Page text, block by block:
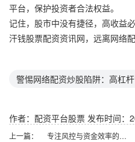
平台，保护投资者合法权益。
记住，股市中没有捷径，高收益
汗钱股票配资资讯网，远离网络
警惕网络配资炒股陷阱：高杠
作者：配资平台股票 发布时间：
上一篇： 专注风控与资金效率的炒股配资平台